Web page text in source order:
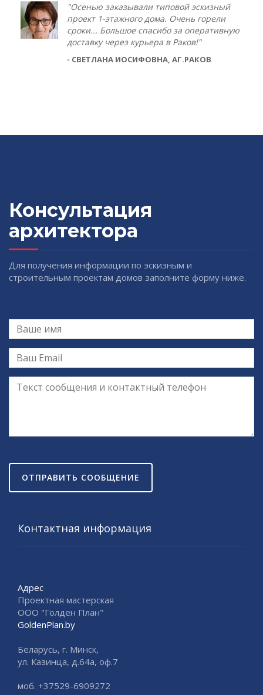
"Осенью заказывали типовой эскизный
проект 1-этажного дома. Очень горели
сроки... Большое спасибо за оперативную
доставку через курьера в Раков!"
- СВЕТЛАНА ИОСИФОВНА, АГ.РАКОВ
Консультация
архитектора
Для получения информации по эскизным и
строительным проектам домов заполните форму ниже.
ОТПРАВИТЬ СООБЩЕНИЕ
Контактная информация
Адрес
Проектная мастерская
ООО "Голден План"
GoldenPlan.by
Беларусь, г. Минск,
ул. Казинца, д.64а, оф.7
моб. +37529-6909272